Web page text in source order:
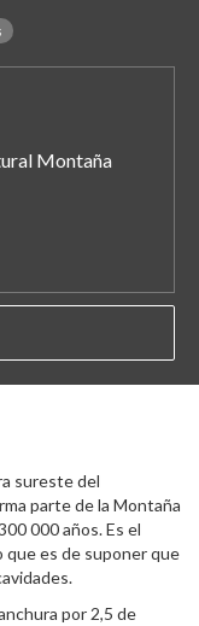
Montaña
sureste del
parte de la Montaña
000 años. Es el
que es de suponer que
por 2,5 de